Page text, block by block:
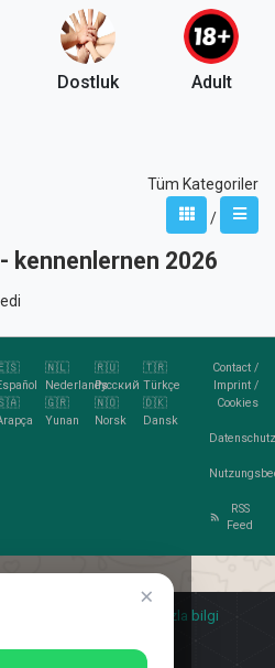
Dostluk Adult
Tüm Kategoriler
/
kennenlernen 2026
🇳🇱
Nederlands
🇷🇺
Pусский
🇹🇷
Türkçe
🇬🇷
Yunan
🇳🇴
Norsk
🇩🇰
Dansk
Contact/
Imprint/
Cookies
RSS
Feed
daha fazla bilgi
×